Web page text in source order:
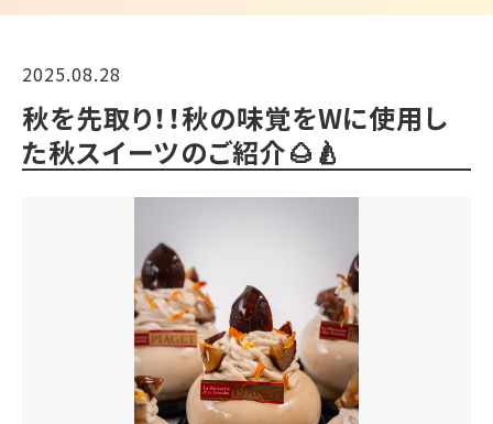
2025.08.28
秋を先取り！！秋の味覚をWに使用し
た秋スイーツのご紹介🌰🍐